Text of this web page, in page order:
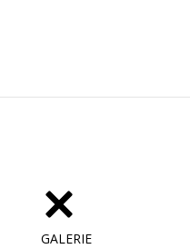
GALERIE